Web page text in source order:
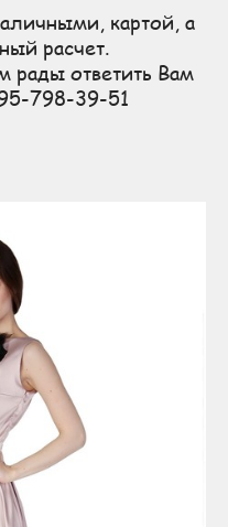
картой, а
расчет.
рады ответить Вам
798-39-51